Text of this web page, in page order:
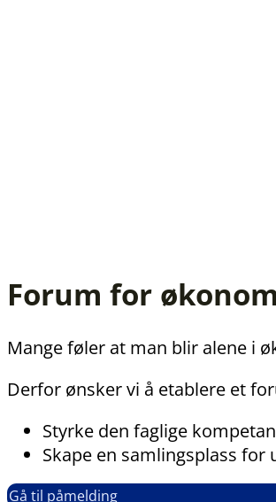
Forum for
Mange føler at man blir alene i
Derfor ønsker vi å etablere et
Styrke den faglige
Skape en samlingsplass
Gå til påmelding